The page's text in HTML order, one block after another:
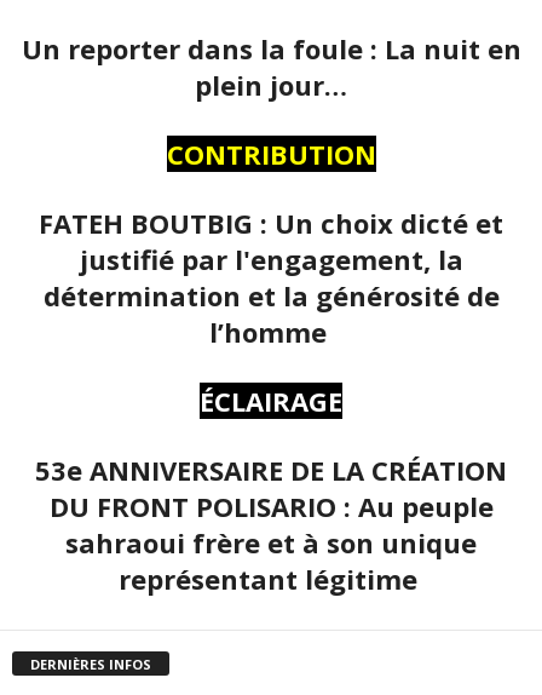
Un reporter dans la foule : La nuit en
plein jour…
CONTRIBUTION
FATEH BOUTBIG : Un choix dicté et
justifié par l'engagement, la
détermination et la générosité de
l’homme
ÉCLAIRAGE
53e ANNIVERSAIRE DE LA CRÉATION
DU FRONT POLISARIO : Au peuple
sahraoui frère et à son unique
représentant légitime
DERNIÈRES INFOS